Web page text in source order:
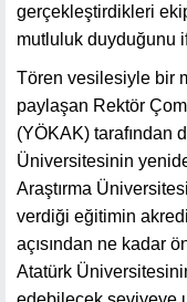
gerçekleştirdikleri
mutluluk duyduğunu
Tören vesilesiyle bir
paylaşan Rektör
(YÖKAK) tarafından
Üniversitesinin
Araştırma
verdiği eğitimin
açısından ne kadar
Atatürk